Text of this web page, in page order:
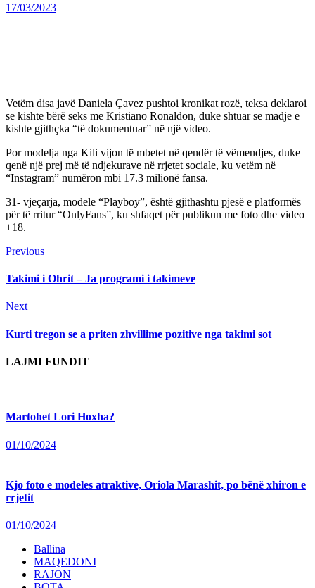
17/03/2023
Vetëm disa javë Daniela Çavez pushtoi kronikat rozë, teksa deklaroi
se kishte bërë seks me Kristiano Ronaldon, duke shtuar se madje e
kishte gjithçka “të dokumentuar” në një video.
Por modelja nga Kili vijon të mbetet në qendër të vëmendjes, duke
qenë një prej më të ndjekurave në rrjetet sociale, ku vetëm në
“Instagram” numëron mbi 17.3 milionë fansa.
31- vjeçarja, modele “Playboy”, është gjithashtu pjesë e platformës
për të rritur “OnlyFans”, ku shfaqet për publikun me foto dhe video
+18.
Continue
Reading
PreviousPrevious
Takimi i Ohrit – Ja programi i takimeve
NextNext
Kurti tregon se a priten zhvillime pozitive nga takimi sot
LAJMI FUNDIT
Martohet Lori Hoxha?
01/10/2024
Kjo foto e modeles atraktive, Oriola Marashit, po bënë xhiron e
rrjetit
01/10/2024
Ballina
MAQEDONI
RAJON